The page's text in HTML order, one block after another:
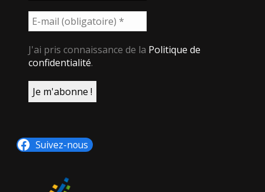
J'ai pris connaissance de la Politique de
confidentialité.
Suivez-nous